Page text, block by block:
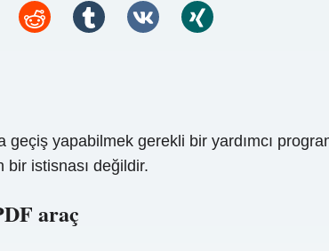
geçiş yapabilmek gerekli bir yardımcı
bir istisnası değildir.
araç